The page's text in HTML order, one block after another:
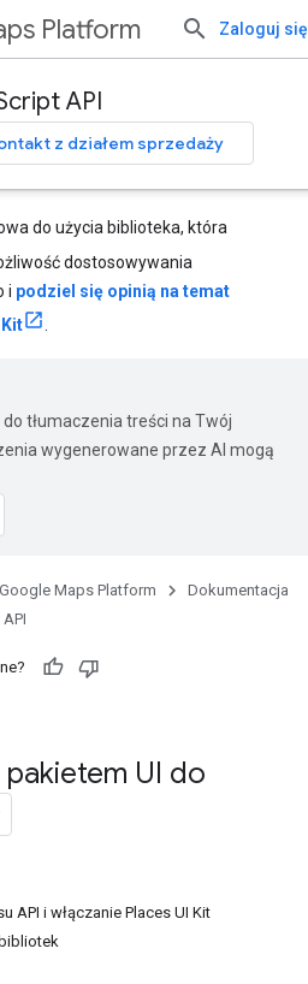
Platform Zaloguj się
API
z działem sprzedaży
do użycia biblioteka, która
dostosowywania
i podziel się opinią na temat
.
tłumaczenia treści na Twój
wygenerowane przez AI mogą
Google Maps Platform
Dokumentacja
UI do
API i włączanie Places UI Kit